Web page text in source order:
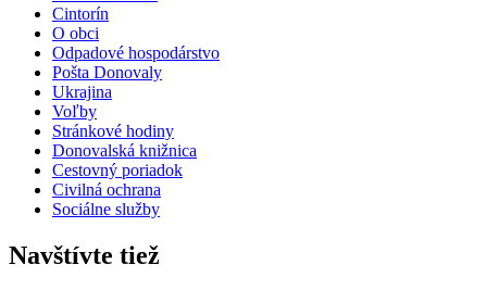
Cintorín
O obci
Odpadové hospodárstvo
Pošta Donovaly
Ukrajina
Voľby
Stránkové hodiny
Donovalská knižnica
Cestovný poriadok
Civilná ochrana
Sociálne služby
Navštívte tiež